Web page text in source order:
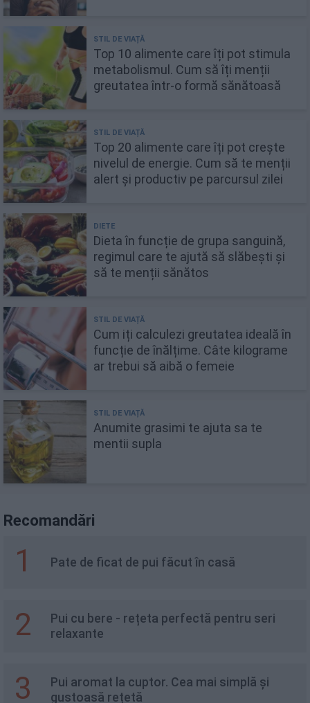
Top 10 alimente care îți pot stimula
metabolismul. Cum să îți menții
greutatea într-o formă sănătoasă
Top 20 alimente care îți pot crește
nivelul de energie. Cum să te menții
alert și productiv pe parcursul zilei
Dieta în funcție de grupa sanguină,
regimul care te ajută să slăbești și
să te menții sănătos
Cum iți calculezi greutatea ideală în
funcție de înălțime. Câte kilograme
ar trebui să aibă o femeie
Anumite grasimi te ajuta sa te
mentii supla
Recomandări
1 Pate de ficat de pui făcut în casă
2
Pui cu bere - rețeta perfectă pentru seri
relaxante
3
Pui aromat la cuptor. Cea mai simplă și
gustoasă rețetă